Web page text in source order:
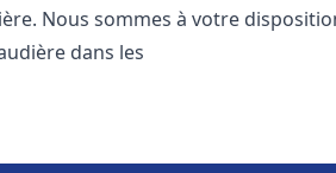
Nous sommes à votre
dans les